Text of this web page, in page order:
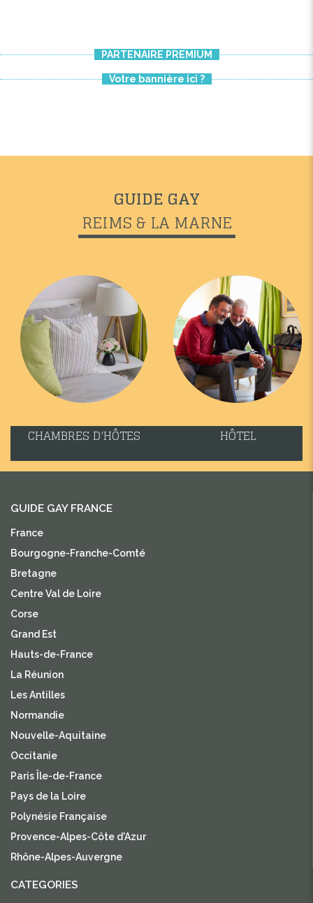
PARTENAIRE PREMIUM
Votre bannière ici ?
GUIDE GAY
REIMS & LA MARNE
CHAMBRES D'HÔTES HÔTEL
GUIDE GAY FRANCE
France
Bourgogne-Franche-Comté
Bretagne
Centre Val de Loire
Corse
Grand Est
Hauts-de-France
La Réunion
Les Antilles
Normandie
Nouvelle-Aquitaine
Occitanie
Paris Île-de-France
Pays de la Loire
Polynésie Française
Provence-Alpes-Côte d'Azur
Rhône-Alpes-Auvergne
CATEGORIES